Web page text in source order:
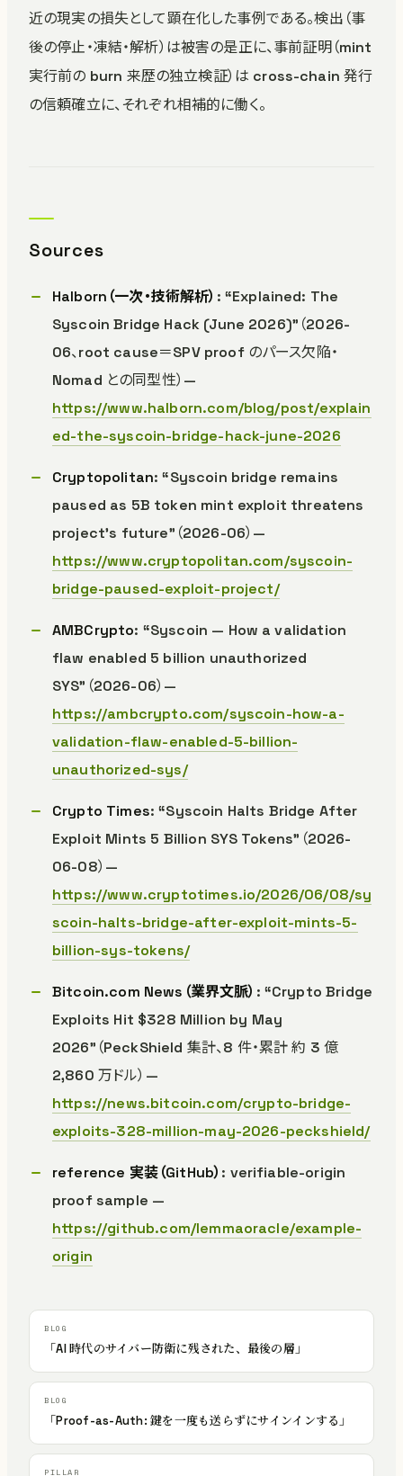
近の現実の損失として顕在化した事例である。検出（事
後の停止・凍結・解析）は被害の是正に、事前証明（mint
実行前の burn 来歴の独立検証）は cross-chain 発行
の信頼確立に、それぞれ相補的に働く。
Sources
Halborn（一次・技術解析） : “Explained: The
Syscoin Bridge Hack (June 2026)”（2026-
06、root cause＝SPV proof のパース欠陥・
Nomad との同型性）—
https://www.halborn.com/blog/post/explain
ed-the-syscoin-bridge-hack-june-2026
Cryptopolitan: “Syscoin bridge remains
paused as 5B token mint exploit threatens
project’s future”（2026-06）—
https://www.cryptopolitan.com/syscoin-
bridge-paused-exploit-project/
AMBCrypto: “Syscoin — How a validation
flaw enabled 5 billion unauthorized
SYS”（2026-06）—
https://ambcrypto.com/syscoin-how-a-
validation-flaw-enabled-5-billion-
unauthorized-sys/
Crypto Times: “Syscoin Halts Bridge After
Exploit Mints 5 Billion SYS Tokens”（2026-
06-08）—
https://www.cryptotimes.io/2026/06/08/sy
scoin-halts-bridge-after-exploit-mints-5-
billion-sys-tokens/
Bitcoin.com News（業界文脈） : “Crypto Bridge
Exploits Hit $328 Million by May
2026”（PeckShield 集計、8 件・累計 約 3 億
2,860 万ドル）—
https://news.bitcoin.com/crypto-bridge-
exploits-328-million-may-2026-peckshield/
reference 実装（GitHub） : verifiable-origin
proof sample —
https://github.com/lemmaoracle/example-
origin
「AI 時代のサイバー防衛に残された、最後の層」
「Proof-as-Auth: 鍵を一度も送らずにサインインする」